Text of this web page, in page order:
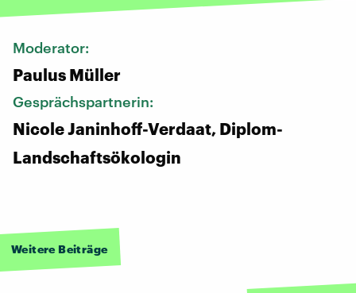
Moderator:
Paulus Müller
Gesprächspartnerin:
Nicole Janinhoff-Verdaat, Diplom-
Landschaftsökologin
Weitere Beiträge